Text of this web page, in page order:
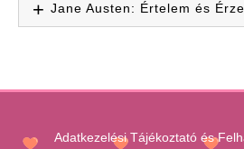
Jane Austen: Értelem és
Adatkezelési Tájékoztató és